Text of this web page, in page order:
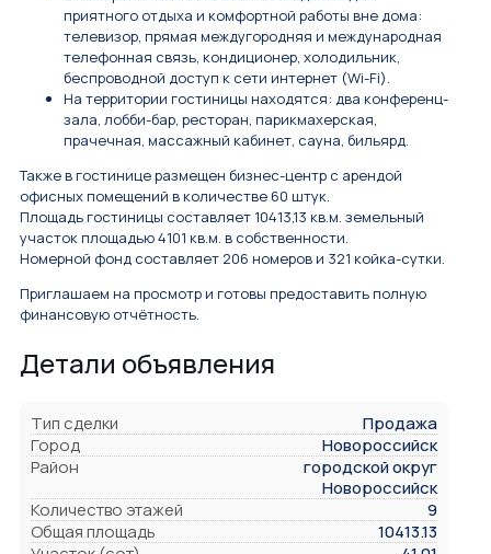
приятного отдыха и комфортной работы вне дома:
телевизор, прямая междугородняя и международная
телефонная связь, кондиционер, холодильник,
беспроводной доступ к сети интернет (Wi-Fi).
На территории гостиницы находятся: два конференц-
зала, лобби-бар, ресторан, парикмахерская,
прачечная, массажный кабинет, сауна, бильярд.
Также в гостинице размещен бизнес-центр с арендой
офисных помещений в количестве 60 штук.
Площадь гостиницы составляет 10413,13 кв.м. земельный
участок площадью 4101 кв.м. в собственности.
Номерной фонд составляет 206 номеров и 321 койка-сутки.
Приглашаем на просмотр и готовы предоставить полную
финансовую отчётность.
Детали объявления
Тип сделки
Продажа
Город
Новороссийск
Район
городской округ
Новороссийск
Количество этажей
9
Общая площадь
10413.13